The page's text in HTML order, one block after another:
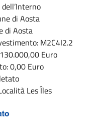
di Aosta
di Aosta
M2C4I2.2
Euro
0,00 Euro
Les Îles